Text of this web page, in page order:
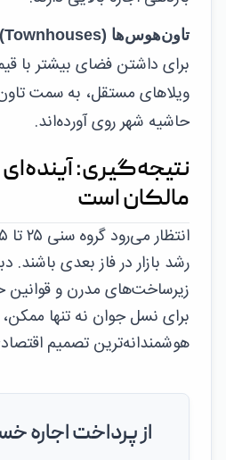
تاون‌هوس‌ها (Townhouses):
برای داشتن فضای بیشتر با
ویلاهای مستقل، به سمت
حاشیه شهر روی آورده‌اند.
نتیجه‌گیری:
مالکان است
رشد بازار در فاز بعدی باشند.
زیرساخت‌های مدرن و قوانین
برای نسل جوان نه تنها ممکن،
هوشمندانه‌ترین تصمیم
از پرداخت اجاره